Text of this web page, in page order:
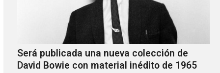
Será publicada una nueva colección de
David Bowie con material inédito de 1965